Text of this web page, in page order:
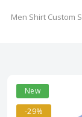
Men Shirt Custom
New
-29%